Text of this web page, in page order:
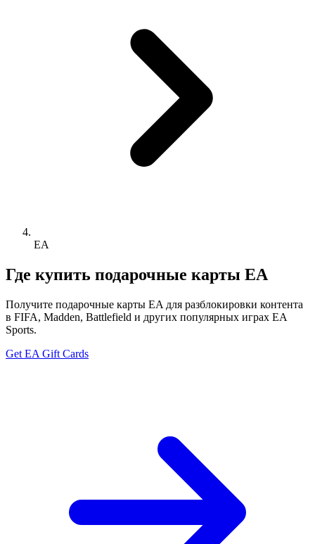
EA
Где купить подарочные карты EA
Получите подарочные карты EA для разблокировки контента
в FIFA, Madden, Battlefield и других популярных играх EA
Sports.
Get EA Gift Cards